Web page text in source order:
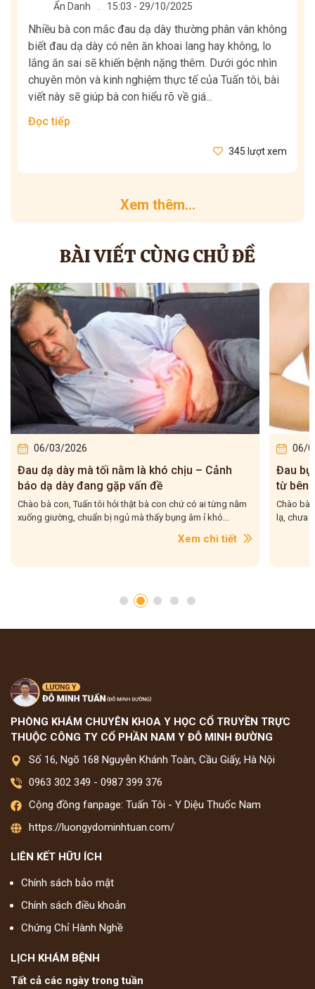
Ẩn Danh 15:03 - 29/10/2025
Nhiều bà con mắc đau dạ dày thường phân vân không
biết đau dạ dày có nên ăn khoai lang hay không, lo
lắng ăn sai sẽ khiến bệnh nặng thêm. Dưới góc nhìn
chuyên môn và kinh nghiệm thực tế của Tuấn tôi, bài
viết này sẽ giúp bà con hiểu rõ về giá...
Đọc tiếp
345 lượt xem
Xem thêm...
BÀI VIẾT CÙNG CHỦ ĐỀ
06/03/2026
Đau bụng mỗi khi căng thẳng: hiểu đúng lý do
từ bên trong
Chào bà con, Bà con có từng rơi vào cảnh: chưa kịp ăn gì
lạ, chưa bị lạnh bụng, nhưng mỗi khi hồi hộp, căng...
Xem chi tiết
03/
5 cấp
đang ở
Chào bà
năm,
PHÒNG KHÁM CHUYÊN KHOA Y HỌC CỔ TRUYỀN TRỰC
THUỘC CÔNG TY CỔ PHẦN NAM Y ĐỖ MINH ĐƯỜNG
Số 16, Ngõ 168 Nguyễn Khánh Toàn, Cầu Giấy, Hà Nội
0963 302 349 - 0987 399 376
Cộng đồng fanpage: Tuấn Tôi - Y Diệu Thuốc Nam
https://luongydominhtuan.com/
LIÊN KẾT HỮU ÍCH
Chính sách bảo mật
Chính sách điều khoản
Chứng Chỉ Hành Nghề
LỊCH KHÁM BỆNH
Tất cả các ngày trong tuần